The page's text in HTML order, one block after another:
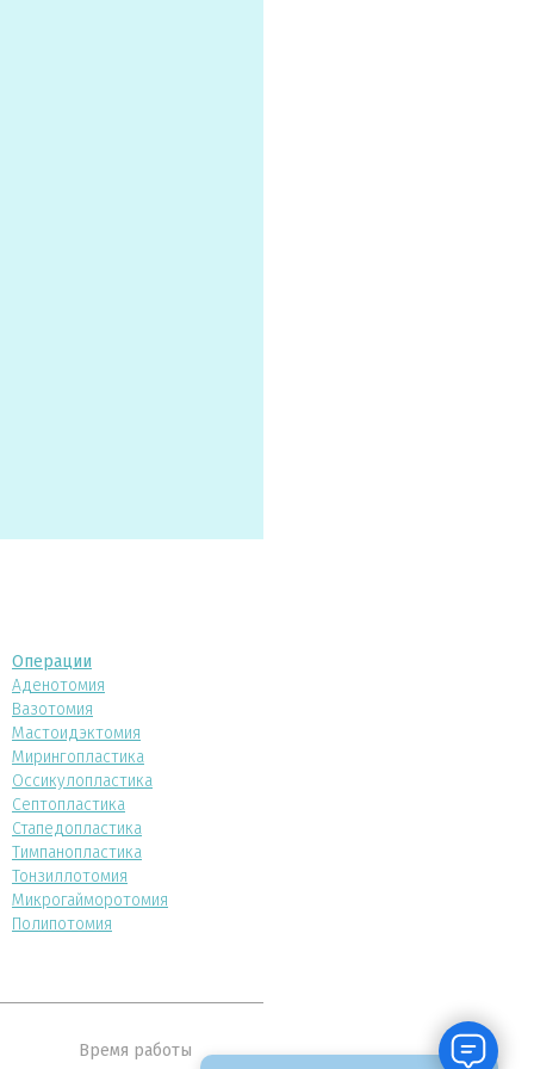
Операции
Аденотомия
Вазотомия
Мастоидэктомия
Мирингопластика
Оссикулопластика
Септопластика
Стапедопластика
Тимпанопластика
Тонзиллотомия
Микрогайморотомия
Полипотомия
Время работы